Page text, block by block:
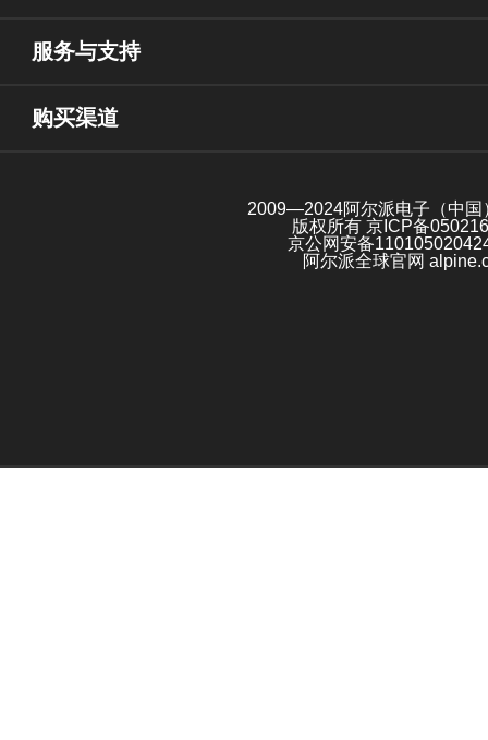
服务与支持
购买渠道
2009—2024阿尔派电子（中国
版权所有 京ICP备
京公网安备
阿尔派全球官网